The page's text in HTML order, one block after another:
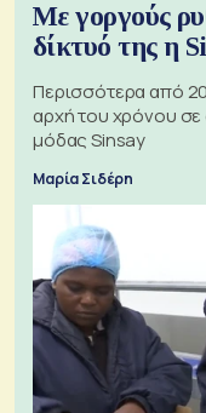
Με γοργούς
δίκτυό της η
Περισσότερα από
αρχή του χρόνου σε
μόδας Sinsay
Μαρία Σιδέρη